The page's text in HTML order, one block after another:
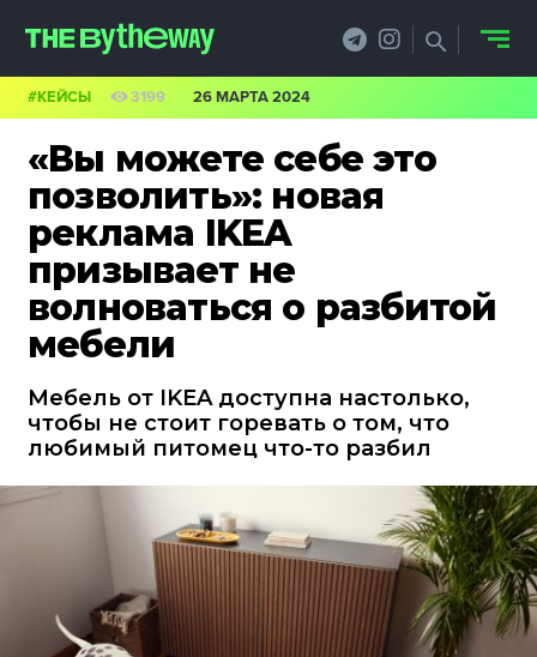
«Вы можете себе это
позволить»: новая
реклама IKEA
призывает не
волноваться о разбитой
мебели
Мебель от IKEA доступна настолько,
чтобы не стоит горевать о том, что
любимый питомец что-то разбил
#КЕЙСЫ 3199 26 МАРТА 2024
НОВОСТИ
PRO.ОБЗОР
КЕЙСЫ
ФИЛОСОФИЯ
БИЗНЕС И
ТЕХНОЛОГИИ
ФЕСТИВАЛИ
ФОТОГРАФИЯ
ТИПОГРАФИКА